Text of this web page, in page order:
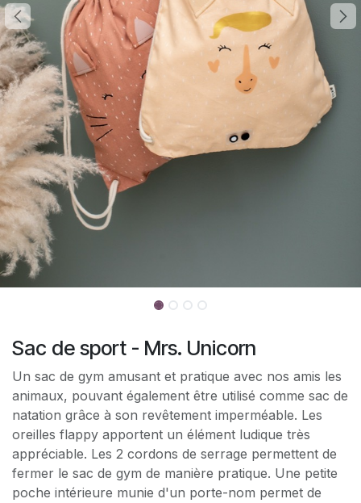
Sac de sport - Mrs. Unicorn
Un sac de gym amusant et pratique avec nos amis les
animaux, pouvant également être utilisé comme sac de
natation grâce à son revêtement imperméable. Les
oreilles flappy apportent un élément ludique très
appréciable. Les 2 cordons de serrage permettent de
fermer le sac de gym de manière pratique. Une petite
poche intérieure munie d'un porte-nom permet de